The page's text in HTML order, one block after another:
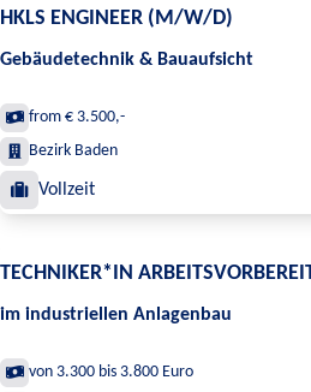
HKLS ENGINEER (M/W/D)
Gebäudetechnik & Bauaufsicht
from € 3.500,-
Bezirk Baden
Vollzeit
TECHNIKER*IN
im industriellen Anlagenbau
von 3.300 bis 3.800 Euro